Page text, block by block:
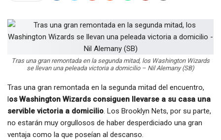
Tras una gran remontada en la segunda mitad, los Washington Wizards
se llevan una peleada victoria a domicilio – Nil Alemany (SB)
Tras una gran remontada en la segunda mitad del encuentro,
os Washington Wizards consiguen llevarse a su casa una
servible victoria a domicilio. Los Brooklyn Nets, por su parte,
no estarán muy orgullosos de haber desperdiciado una gran
ventaja como la que poseían al descanso.